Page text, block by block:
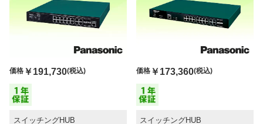
価格 ￥191,730(税込)
スイッチングHUB
価格￥173,360(税込)
スイッチングHUB